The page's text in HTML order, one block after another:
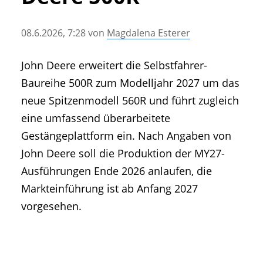
• Messen und Veranstaltungen
• Agritechnica Neuheiten Archiv
• Artikel nach Hersteller/Marke
08.6.2026, 7:28von Magdalena Esterer
John Deere erweitert die Selbstfahrer-
Baureihe 500R zum Modelljahr 2027 um das
neue Spitzenmodell 560R und führt zugleich
eine umfassend überarbeitete
Gestängeplattform ein. Nach Angaben von
John Deere soll die Produktion der MY27-
Ausführungen Ende 2026 anlaufen, die
Markteinführung ist ab Anfang 2027
vorgesehen.